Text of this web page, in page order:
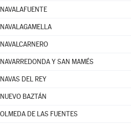
NAVALAFUENTE
NAVALAGAMELLA
NAVALCARNERO
NAVARREDONDA Y SAN MAMÉS
NAVAS DEL REY
NUEVO BAZTÁN
OLMEDA DE LAS FUENTES